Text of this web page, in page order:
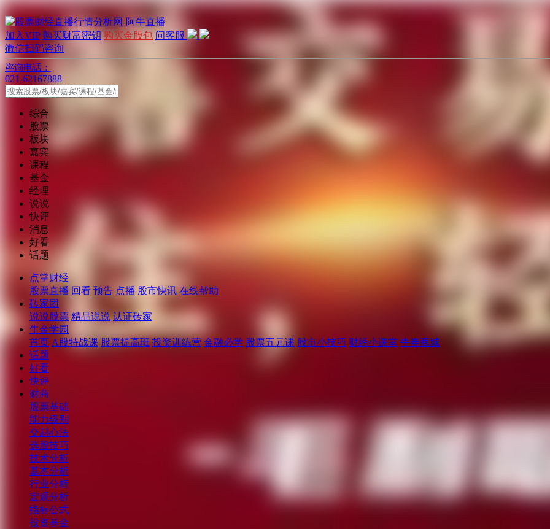
加入VIP 购买财富密钥 购买金股包 问客服
微信扫码咨询
咨询电话：
021-62167888
综合
股票
板块
嘉宾
课程
基金
经理
说说
快评
消息
好看
话题
点掌财经
股票直播 回看 预告 点播 股市快讯 在线帮助
砖家团
说说股票 精品说说 认证砖家
牛金学园
首页 A股特战课 股票提高班 投资训练营 金融必学 股票五元课 股市小技巧 财经小课堂 牛券商城
话题
好看
快评
财商
股票基础
能力级别
交易心法
选股技巧
技术分析
基本分析
行业分析
宏观分析
指标公式
投资基金